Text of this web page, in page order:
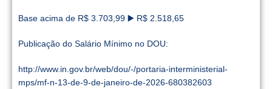
Base acima de R$ 3.703,99 ▶️ R$ 2.518,65
Publicação do Salário Mínimo no DOU:
http://www.in.gov.br/web/dou/-/portaria-interministerial-
mps/mf-n-13-de-9-de-janeiro-de-2026-680382603